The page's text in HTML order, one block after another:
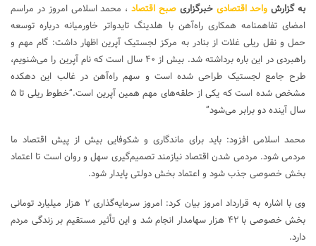
به گزارش واحد اقتصادی خبرگزاریصبح اقتصاد ، محمد اسلامی امروز در مراسم
امضای تفاهمنامه همکاری راه‌آهن با هلدینگ تایدواتر خاورمیانه درباره توسعه
حمل و نقل ریلی غلات از بنادر به مرکز لجستیک آپرین اظهار داشت: گام مهم و
راهبردی در این باره برداشته شد. بیش از ۴۰ سال است که نام آپرین را‌‌‌‌‌‌‌‌‌‌ می‌شنویم،
طرح جامع لجستیک طراحی شده است و سهم راه‌آهن در غالب این دهکده
مشخص شده است که یکی از حلقه‌های مهم همین آپرین است.”خطوط ریلی تا ۵
سال آینده دو برابر می‌شود”
محمد اسلامی افزود: باید برای ماندگاری و شکوفایی بیش از پیش اقتصاد ما
مردمی شود. مردمی شدن اقتصاد نیازمند تصمیم‌گیری سهل و روان است تا اعتماد
بخش خصوصی جذب شود و اعتماد بخش دولتی پایدار شود.
وی با اشاره به قرارداد امروز بیان کرد: امروز سرمایه‌گذاری ۲ هزار میلیارد تومانی
بخش خصوصی با ۴۲ هزار سهامدار انجام شد و این تأثیر مستقیم بر زندگی مردم
دارد.